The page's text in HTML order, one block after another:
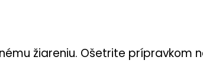
žiareniu. Ošetrite prípravkom